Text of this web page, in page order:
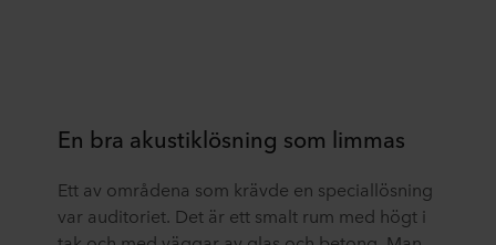
En bra akustiklösning som limmas
Ett av områdena som krävde en speciallösning
var auditoriet. Det är ett smalt rum med högt i